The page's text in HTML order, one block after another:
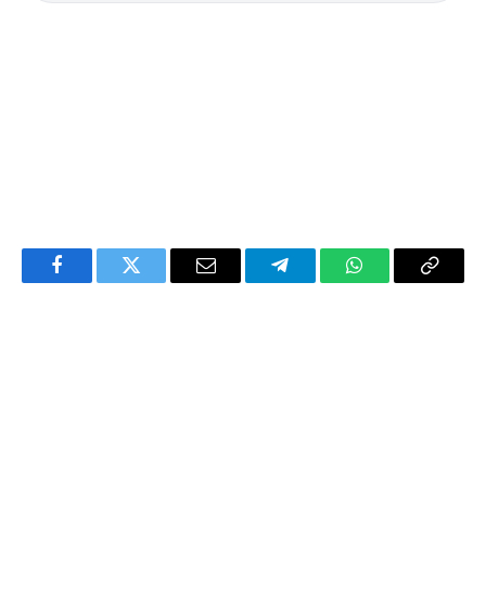
FacebookTwitter Email TelegramWhatsAppCopy